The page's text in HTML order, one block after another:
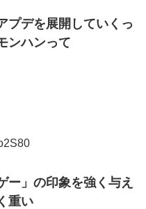
プデを展開していくっ
ンハンって
ー」の印象を強く与え
重い